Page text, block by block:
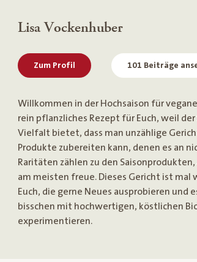
Lisa Vockenhuber
Zum Profil 101 Beiträge
Willkommen in der Hochsaison für
rein pflanzliches Rezept für Euch, weil
Vielfalt bietet, dass man unzählige
Produkte zubereiten kann, denen es an
Raritäten zählen zu den
am meisten freue. Dieses Gericht ist
Euch, die gerne Neues ausprobieren und
bisschen mit hochwertigen, köstlichen
experimentieren.